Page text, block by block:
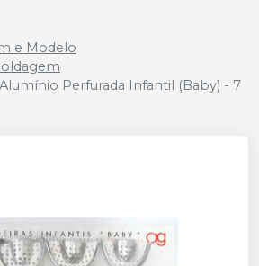
e Modelo
Perfurada Infantil (Baby) - 7